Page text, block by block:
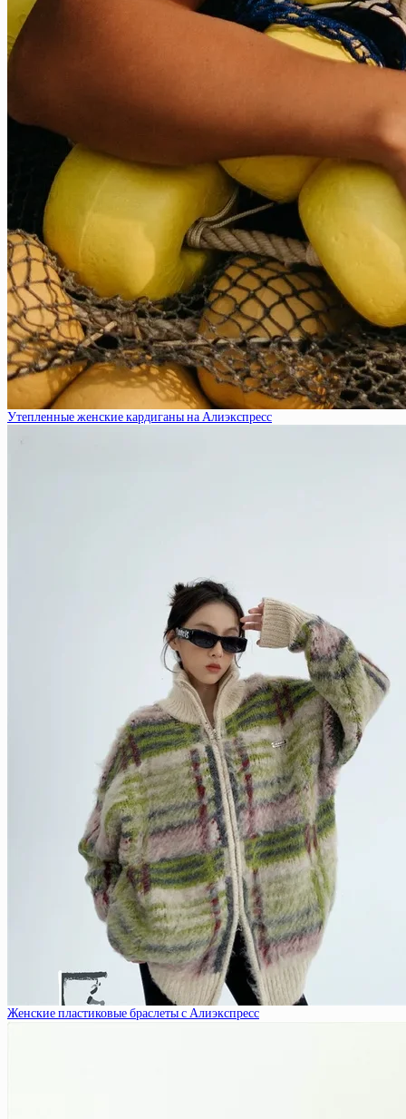
Утепленные женские кардиганы на Алиэкспресс
Женские пластиковые браслеты с Алиэкспресс